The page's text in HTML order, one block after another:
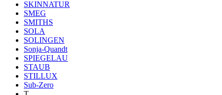
SKINNATUR
SMEG
SMITHS
SOLA
SOLINGEN
Sonja-Quandt
SPIEGELAU
STAUB
STILLUX
Sub-Zero